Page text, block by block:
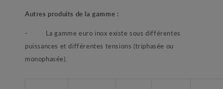
Autres produits de la gamme :
- La gamme euro inox existe sous différentes
puissances et différentes tensions (triphasée ou
monophasée).